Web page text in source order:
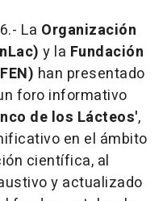
La Organización
y la Fundación
han presentado
foro informativo
de los Lácteos',
en el ámbito
científica, al
y actualizado